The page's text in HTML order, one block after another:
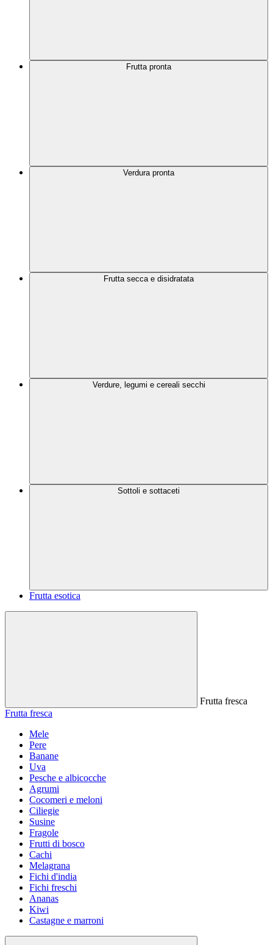
Frutta pronta
Verdura pronta
Frutta secca e disidratata
Verdure, legumi e cereali secchi
Sottoli e sottaceti
Frutta esotica
Frutta fresca
Frutta fresca
Mele
Pere
Banane
Uva
Pesche e albicocche
Agrumi
Cocomeri e meloni
Ciliegie
Susine
Fragole
Frutti di bosco
Cachi
Melagrana
Fichi d'india
Fichi freschi
Ananas
Kiwi
Castagne e marroni